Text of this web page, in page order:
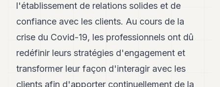
l'établissement de relations solides et de
confiance avec les clients. Au cours de la
crise du Covid-19, les professionnels ont dû
redéfinir leurs stratégies d'engagement et
transformer leur façon d'interagir avec les
clients afin d'apporter continuellement de la